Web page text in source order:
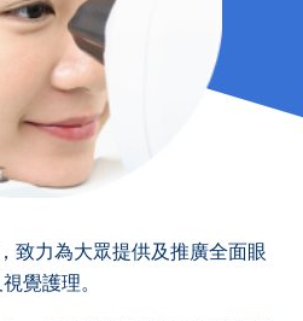
致力為大眾提供及推廣全面眼
覺護理。